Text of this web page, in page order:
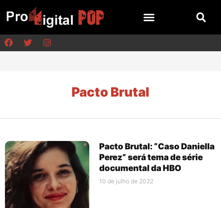
Pacto Brutal
Pacto Brutal: “Caso Daniella
Perez” será tema de série
documental da HBO
10 de julho de 2022